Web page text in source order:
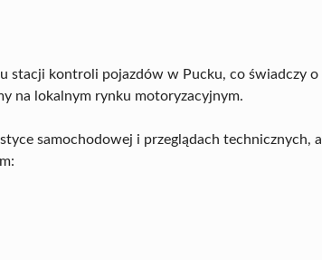
stacji kontroli pojazdów w Pucku, co świadczy o
na lokalnym rynku motoryzacyjnym.
samochodowej i przeglądach technicznych, a